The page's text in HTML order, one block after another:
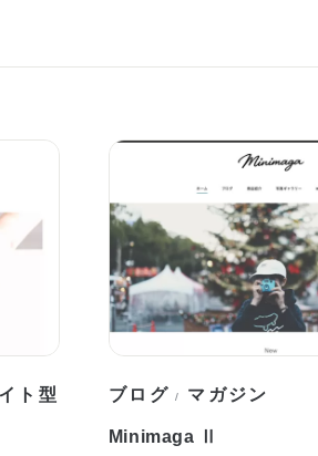
ト型
ブログ / マガジン
Minimaga Ⅱ